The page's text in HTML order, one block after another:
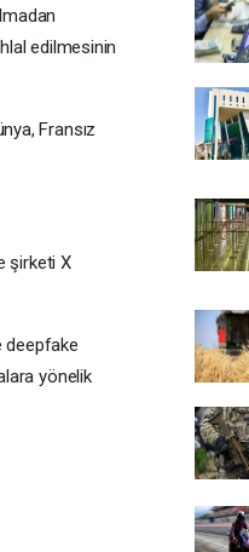
edilmesinin
Fransız
şirketi X
deepfake
yönelik